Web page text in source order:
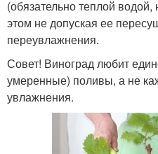
(обязательно теплой
этом не допуская ее
переувлажнения.
Совет! Виноград любит
умеренные) поливы, а не
увлажнения.